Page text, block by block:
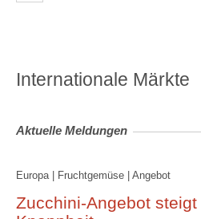
Internationale Märkte
Aktuelle Meldungen
Europa | Fruchtgemüse | Angebot
Zucchini-Angebot